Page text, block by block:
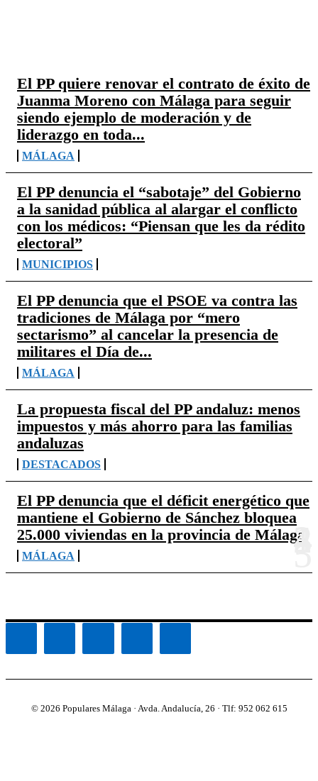
El PP quiere renovar el contrato de éxito de
Juanma Moreno con Málaga para seguir
siendo ejemplo de moderación y de
liderazgo en toda...
MÁLAGA
El PP denuncia el “sabotaje” del Gobierno
a la sanidad pública al alargar el conflicto
con los médicos: “Piensan que les da rédito
electoral”
MUNICIPIOS
El PP denuncia que el PSOE va contra las
tradiciones de Málaga por “mero
sectarismo” al cancelar la presencia de
militares el Día de...
MÁLAGA
La propuesta fiscal del PP andaluz: menos
impuestos y más ahorro para las familias
andaluzas
DESTACADOS
El PP denuncia que el déficit energético que
mantiene el Gobierno de Sánchez bloquea
25.000 viviendas en la provincia de Málaga
MÁLAGA
© 2026 Populares Málaga · Avda. Andalucía, 26 · Tlf: 952 062 615